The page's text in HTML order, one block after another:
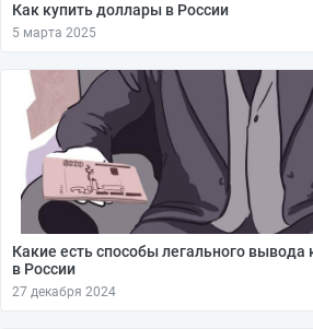
Как купить доллары в России
5 марта 2025
Какие есть способы легального
в России
27 декабря 2024